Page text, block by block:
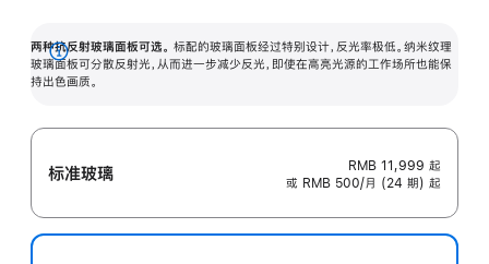
两种抗反射玻璃面板可选。 标配的玻璃面板经过特别设计，反光率极低。纳米纹理
玻璃面板可分散反射光，从而进一步减少反光，即使在高亮光源的工作场所也能保
持出色画质。
展
开
标准玻璃 RMB 11,999 起
或 RMB 500/月 (24 期) 起